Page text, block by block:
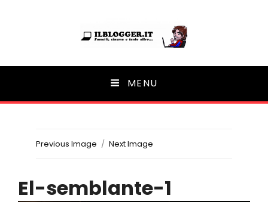
Ilblogger.it
Il portalino di blog | MENU
Previous Image Next Image
El-semblante-1